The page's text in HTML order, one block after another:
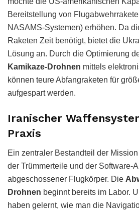
Bereitstellung von
NASAMS-Systemen) erhöhen. Da
Raketen Zeit benötigt, bietet die
Lösung an. Durch die Optimierung
Kamikaze-Drohnen mittels
können teure Abfangraketen für
aufgespart werden.
Iranischer
Praxis
Ein zentraler Bestandteil der
der Trümmerteile und der Software-
abgeschossener Flugkörper. Die
Drohnen beginnt bereits im Labor.
haben gelernt, wie man die